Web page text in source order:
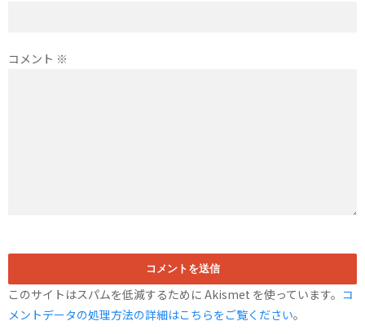
コメント ※
このサイトはスパムを低減するために Akismet を使っています。 コ
メントデータの処理方法の詳細はこちらをご覧ください。